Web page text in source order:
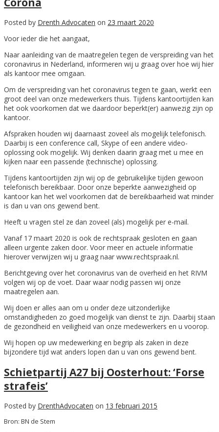
Posted by Drenth Advocaten on 23 maart 2020
Voor ieder die het aangaat,
Naar aanleiding van de maatregelen tegen de verspreiding van het
coronavirus in Nederland, informeren wij u graag over hoe wij hier
als kantoor mee omgaan.
Om de verspreiding van het coronavirus tegen te gaan, werkt een
groot deel van onze medewerkers thuis. Tijdens kantoortijden kan
het ook voorkomen dat we daardoor beperkt(er) aanwezig zijn op
kantoor.
Afspraken houden wij daarnaast zoveel als mogelijk telefonisch.
Daarbij is een conference call, Skype of een andere video-
oplossing ook mogelijk. Wij denken daarin graag met u mee en
kijken naar een passende (technische) oplossing.
Tijdens kantoortijden zijn wij op de gebruikelijke tijden gewoon
telefonisch bereikbaar. Door onze beperkte aanwezigheid op
kantoor kan het wel voorkomen dat de bereikbaarheid wat minder
is dan u van ons gewend bent.
Heeft u vragen stel ze dan zoveel (als) mogelijk per e-mail.
Vanaf 17 maart 2020 is ook de rechtspraak gesloten en gaan
alleen urgente zaken door. Voor meer en actuele informatie
hierover verwijzen wij u graag naar www.rechtspraak.nl.
Berichtgeving over het coronavirus van de overheid en het RIVM
volgen wij op de voet. Daar waar nodig passen wij onze
maatregelen aan.
Wij doen er alles aan om u onder deze uitzonderlijke
omstandigheden zo goed mogelijk van dienst te zijn. Daarbij staan
de gezondheid en veiligheid van onze medewerkers en u voorop.
Wij hopen op uw medewerking en begrip als zaken in deze
bijzondere tijd wat anders lopen dan u van ons gewend bent.
Schietpartij A27 bij Oosterhout: ‘Forse
strafeis’
Posted by DrenthAdvocaten on 13 februari 2015
Bron: BN de Stem